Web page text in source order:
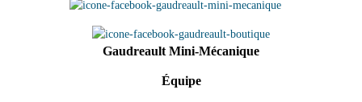
Gaudreault Mini-Mécanique
Équipe